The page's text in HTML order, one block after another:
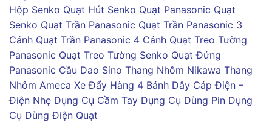
Hộp Senko Quạt Hút Senko Quạt Panasonic Quạt
Senko Quạt Trần Panasonic Quạt Trần Panasonic 3
Cánh Quạt Trần Panasonic 4 Cánh Quạt Treo Tường
Panasonic Quạt Treo Tường Senko Quạt Đứng
Panasonic Cầu Dao Sino Thang Nhôm Nikawa Thang
Nhôm Ameca Xe Đẩy Hàng 4 Bánh Dây Cáp Điện –
Điện Nhẹ Dụng Cụ Cầm Tay Dụng Cụ Dùng Pin Dụng
Cụ Dùng Điện Quạt